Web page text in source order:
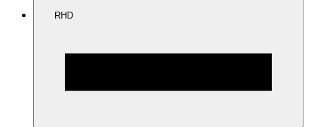
RHD